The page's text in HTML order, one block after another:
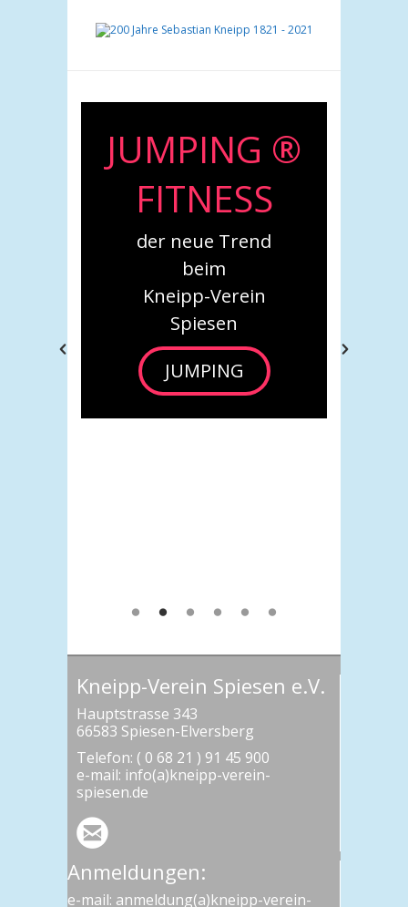
Babys in
Bewegung
Neue Kurse beim
Kneipp-Verein Spiesen
***
Babys in
Bewegung
Kneipp-Verein Spiesen e.V.
Hauptstrasse 343
66583 Spiesen-Elversberg
Telefon: ( 0 68 21 ) 91 45 900
e-mail: info(a)kneipp-verein-
spiesen.de
Anmeldungen:
e-mail: anmeldung(a)kneipp-verein-